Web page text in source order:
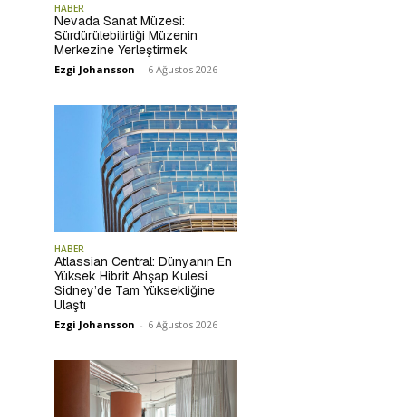
HABER
Nevada Sanat Müzesi:
Sürdürülebilirliği Müzenin
Merkezine Yerleştirmek
Ezgi Johansson - 6 Ağustos 2026
HABER
Atlassian Central: Dünyanın En
Yüksek Hibrit Ahşap Kulesi
Sidney’de Tam Yüksekliğine
Ulaştı
Ezgi Johansson - 6 Ağustos 2026